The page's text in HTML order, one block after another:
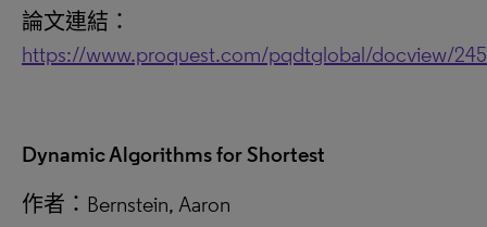
論文連結：
https://www.proquest.com/pqdtglobal/docview/
Dynamic Algorithms for Shortest
作者：Bernstein, Aaron